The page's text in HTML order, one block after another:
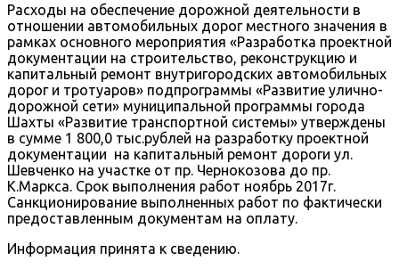
Расходы на обеспечение дорожной деятельности в
отношении автомобильных дорог местного значения в
рамках основного мероприятия «Разработка проектной
документации на строительство, реконструкцию и
капитальный ремонт внутригородских автомобильных
дорог и тротуаров» подпрограммы «Развитие улично-
дорожной сети» муниципальной программы города
Шахты «Развитие транспортной системы» утверждены
в сумме 1 800,0 тыс.рублей на разработку проектной
документации на капитальный ремонт дороги ул.
Шевченко на участке от пр. Чернокозова до пр.
К.Маркса. Срок выполнения работ ноябрь 2017г.
Санкционирование выполненных работ по фактически
предоставленным документам на оплату.
Информация принята к сведению.